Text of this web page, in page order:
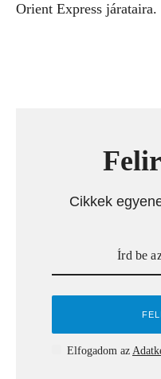
Orient Express járataira.
Cikkek
Elfogadom az